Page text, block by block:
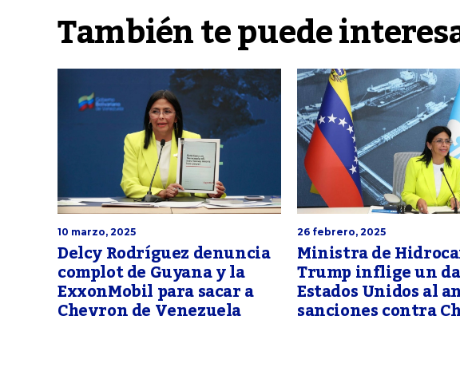
También te puede
10 marzo, 2025
Delcy Rodríguez denuncia
complot de Guyana y la
ExxonMobil para sacar a
Chevron de Venezuela
26 febrero, 2025
Ministra de
Trump inflige un
Estados Unidos al
sanciones contra